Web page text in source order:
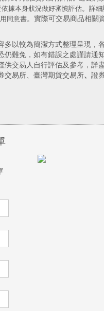
據本身狀況做好審慎評估。 詳細
同意書。實際可交易商品相關
多以較為簡潔方式整理呈現，
仍難免，如有錯誤之處謹請通
供交易人自行評估及參考，詳
交易所、臺灣期貨交易所、 證